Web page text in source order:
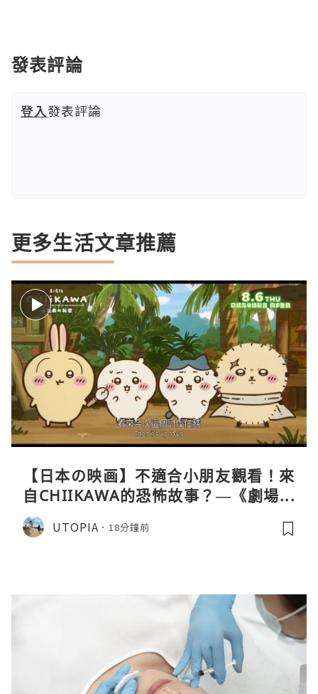
發表評論
登入發表評論
更多生活文章推薦
【日本の映画】不適合小朋友觀看！來
自CHIIKAWA的恐怖故事？—《劇場版
CHIIKAWA 人魚島的秘密》
UTOPIA 18分鐘前